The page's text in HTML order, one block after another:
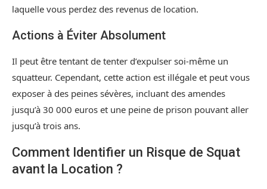
laquelle vous perdez des revenus de location.
Actions à Éviter Absolument
Il peut être tentant de tenter d’expulser soi-même un
squatteur. Cependant, cette action est illégale et peut vous
exposer à des peines sévères, incluant des amendes
jusqu’à 30 000 euros et une peine de prison pouvant aller
jusqu’à trois ans.
Comment Identifier un Risque de Squat
avant la Location ?